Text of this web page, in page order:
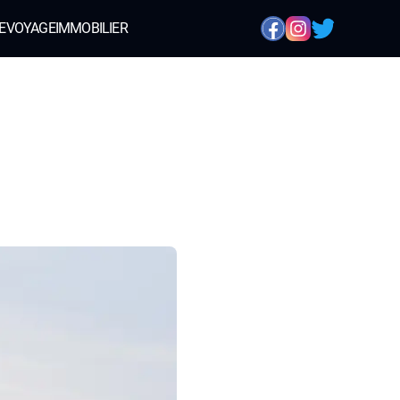
VOYAGEIMMOBILIER